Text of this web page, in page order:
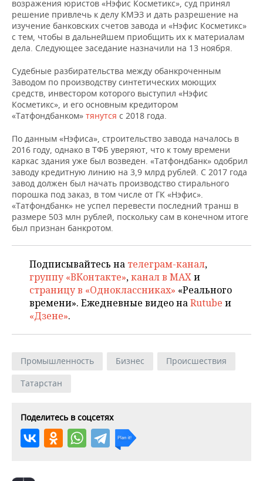
ONLINE-КОНФЕРЕНЦИИ
ОТКРЫТАЯ ЛЕКЦИЯ
ХОККЕЙ
БАСКЕТБОЛ
ВОЛЕЙБОЛ
КИБЕРСПОРТ
ФИГУРНОЕ КАТАНИЕ
ВОДНЫЕ ВИДЫ СПОРТА
ХОККЕЙ С МЯЧОМ
ВЛАСТЬ
ИНФРАСТРУКТУРА
ИСТОРИЯ
КУЛЬТУРА
МЕДИЦИНА
ОБРАЗОВАНИЕ
ПРОИСШЕСТВИЯ
СЮЖЕТЫ
СПРАВОЧНИК
СПИСОК ПЕРСОН
СПИСОК КОМПАНИЙ
ПОЛНАЯ ВЕРСИЯ
возражения юристов «Нэфис Косметикс», суд принял
решение привлечь к делу КМЭЗ и дать разрешение на
изучение банковских счетов завода и «Нэфис Косметикс»
с тем, чтобы в дальнейшем приобщить их к материалам
дела. Следующее заседание назначили на 13 ноября.
Судебные разбирательства между обанкроченным
Заводом по производству синтетических моющих
средств, инвестором которого выступил «Нэфис
Косметикс», и его основным кредитором
«Татфондбанком» тянутся с 2018 года.
По данным «Нэфиса», строительство завода началось в
2016 году, однако в ТФБ уверяют, что к тому времени
каркас здания уже был возведен. «Татфондбанк» одобрил
заводу кредитную линию на 3,9 млрд рублей. С 2017 года
завод должен был начать производство стирального
порошка под заказ, в том числе от ГК «Нэфис».
«Татфондбанк» не успел перевести последний транш в
размере 503 млн рублей, поскольку сам в конечном итоге
был признан банкротом.
Подписывайтесь на телеграм-канал,
группу «ВКонтакте»,канал в MAXи
страницу в «Одноклассниках» «Реального
времени». Ежедневные видео наRutube и
«Дзене».
Промышленность Бизнес
Происшествия
Татарстан
Поделитесь в соцсетях